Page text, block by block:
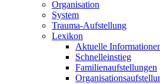
Organisation
System
Trauma-Aufstellung
Lexikon
Aktuelle
Schnelleinstieg
Familienaufstellungen